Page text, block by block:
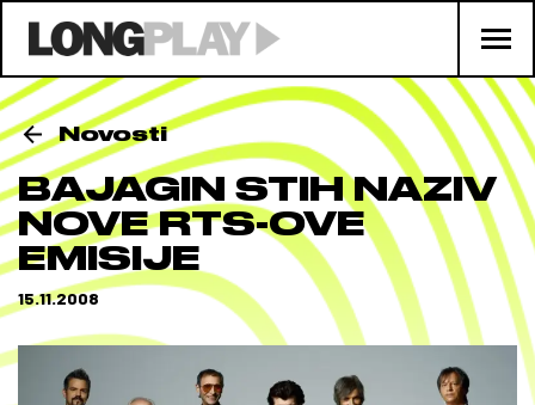
Novosti
BAJAGIN STIH NAZIV
NOVE RTS-OVE
EMISIJE
15.11.2008